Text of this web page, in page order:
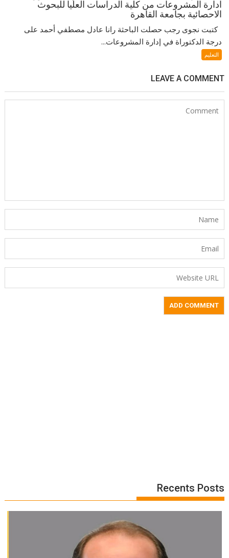
ادارة المشروعات من كلية الدراسات العليا للبحوث
الاحصائية بجامعة القاهرة
كتبت نجوى رجب حصلت الباحثة رانا عادل مصطفي أحمد على
درجة الدكتوراة في إدارة المشروعات...
التعليم
LEAVE A COMMENT
Recents Posts